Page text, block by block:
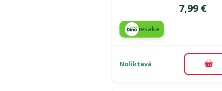
Cena
7,99 €
iesaka
Noliktavā